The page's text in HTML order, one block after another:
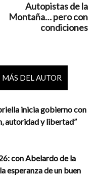
Autopistas de la
Montaña… pero con
condiciones
MÁS DEL AUTOR
inicia gobierno con
autoridad y libertad”
con Abelardo de la
esperanza de un buen